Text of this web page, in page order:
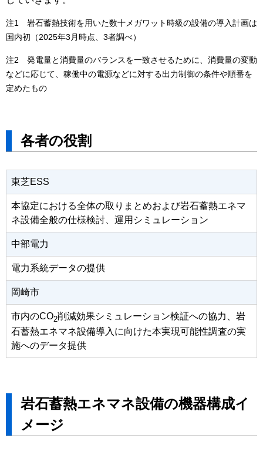
注1 岩石蓄熱技術を用いた数十メガワット時級の設備の導入計画は
国内初（2025年3月時点、3者調べ）
注2 発電量と消費量のバランスを一致させるために、消費量の変動
などに応じて、稼働中の電源などに対する出力制御の条件や順番を
定めたもの
各者の役割
東芝ESS
本協定における全体の取りまとめおよび岩石蓄熱エネマ
ネ設備全般の仕様検討、運用シミュレーション
中部電力
電力系統データの提供
岡崎市
市内のCO2削減効果シミュレーション検証への協力、岩
石蓄熱エネマネ設備導入に向けた本実現可能性調査の実
施へのデータ提供
岩石蓄熱エネマネ設備の機器構成イ
メージ